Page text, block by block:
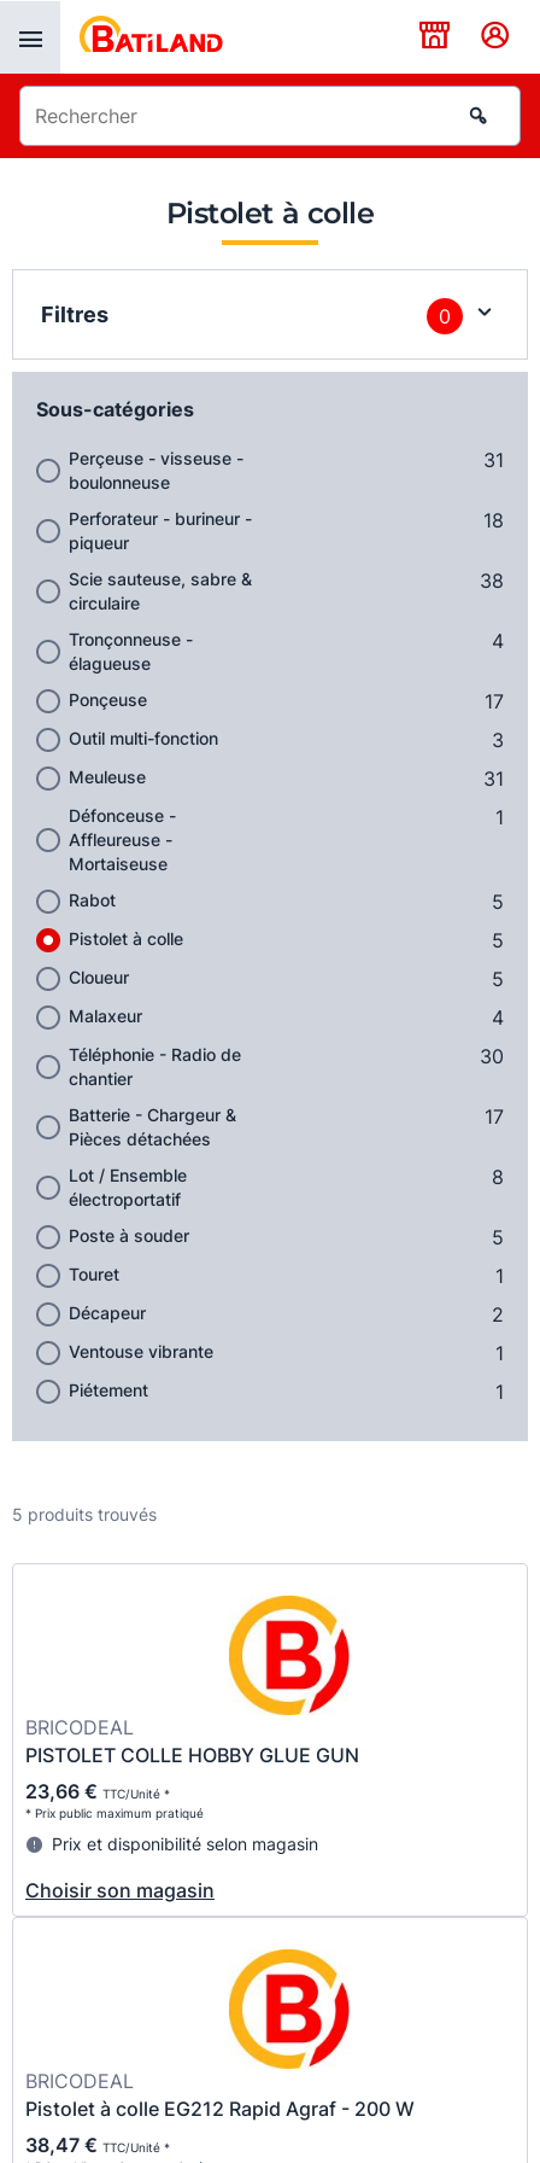
Pistolet à colle
Filtres 0
Sous-catégories
Perçeuse - visseuse -
boulonneuse
31
Perforateur - burineur -
piqueur
18
Scie sauteuse, sabre &
circulaire
38
Tronçonneuse -
élagueuse
4
Ponçeuse 17
Outil multi-fonction 3
Meuleuse 31
Défonceuse -
Affleureuse -
Mortaiseuse
1
Rabot 5
Pistolet à colle 5
Cloueur 5
Malaxeur 4
Téléphonie - Radio de
chantier
30
Batterie - Chargeur &
Pièces détachées
17
Lot / Ensemble
électroportatif
8
Poste à souder 5
Touret 1
Décapeur 2
Ventouse vibrante 1
Piétement 1
5 produits trouvés
BRICODEAL
PISTOLET COLLE HOBBY GLUE GUN
23,66 € TTC/Unité *
* Prix public maximum pratiqué
Prix et disponibilité selon magasin
Choisir son magasin
BRICODEAL
Pistolet à colle EG212 Rapid Agraf - 200 W
38,47 € TTC/Unité *
Panneau de gestion des cookies